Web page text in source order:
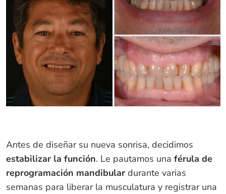
Antes de diseñar su nueva sonrisa, decidimos
estabilizar la función. Le pautamos una férula de
reprogramación mandibular durante varias
semanas para liberar la musculatura y registrar una